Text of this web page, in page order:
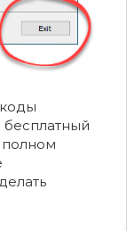
бесплатный